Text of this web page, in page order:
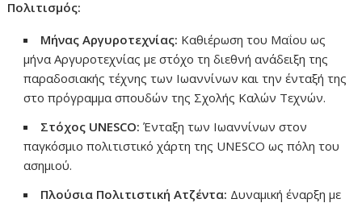
Πολιτισμός:
Μήνας Αργυροτεχνίας: Καθιέρωση του Μαΐου ως
μήνα Αργυροτεχνίας με στόχο τη διεθνή ανάδειξη της
παραδοσιακής τέχνης των Ιωαννίνων και την ένταξή της
στο πρόγραμμα σπουδών της Σχολής Καλών Τεχνών.
Στόχος UNESCO: Ένταξη των Ιωαννίνων στον
παγκόσμιο πολιτιστικό χάρτη της UNESCO ως πόλη του
ασημιού.
Πλούσια Πολιτιστική Ατζέντα: Δυναμική έναρξη με